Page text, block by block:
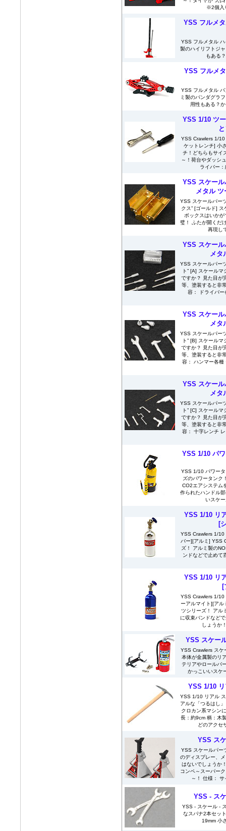
※2個入
YSS フルメ
YSS フルメタル
製のハイリフトジ
もある
YSS フルメ
YSS フルメタル
ミ製のパンダグラ
用性もある？
YSS 1/10 ツ
YSS Crawlers 1/10
ケットレンチ] 小
チ！どちらもサイ
～！荷台やダッシ
ライバー
YSS スケー
メタル
YSS スケールパー
クス” [ゴールド]
ボックスはいか
璧！ ふたが開くだ
再現し
YSS スケー
メタ
YSS スケールパー
ト” [A] スケール
ですか？ 見た目が
等、塗装すると非
容： ドライバ
YSS スケー
メタ
YSS スケールパー
ト” [B] スケール
ですか？ 見た目が
等、塗装すると非
容： ハンマー各種
YSS スケー
メタ
YSS スケールパー
ト” [C] スケール
ですか？ 見た目が
等、塗装すると非
容： 十字レンチ
YSS 1/10 パ
YSS 1/10 パワー
ズのパワータンク
CO2エアシステム
作られたハンドル
いスケ
YSS 1/10 リ
[
YSS Crawlers 1/
バー][アルミ] YSS
ズ！ アルミ製の
ンドなどで止めて
YSS 1/10 リ
[
YSS Crawlers 1/
ーアルマイト][ア
ツシリーズ！ アル
に収束バンドなど
しょうか
YSS スケー
YSS Crawlers ス
本体が金属製のリ
テリアやロールバ
かっこいいスケ
YSS 1/10
YSS 1/10 リアル
アルな「つるはし
クロカン系マシン
長：約9cm 柄：木
どのアクセ
YSS ス
YSS スケールパー
のディスプレー、
はないでしょうか
コンペ～スーパー
～！ 仕様：
YSS - ス
YSS - スケール -
なスパナ2本セッ
19mm 小